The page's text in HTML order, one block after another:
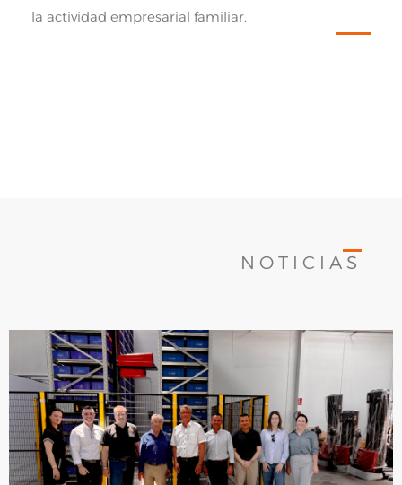
la actividad empresarial familiar.
NOTICIAS